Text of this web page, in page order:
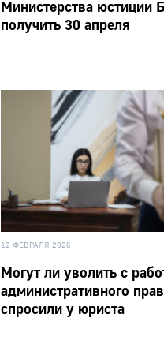
Министерства юстиции
получить 30 апреля
12 ФЕВРАЛЯ 2026
Могут ли уволить с
административного
спросили у юриста